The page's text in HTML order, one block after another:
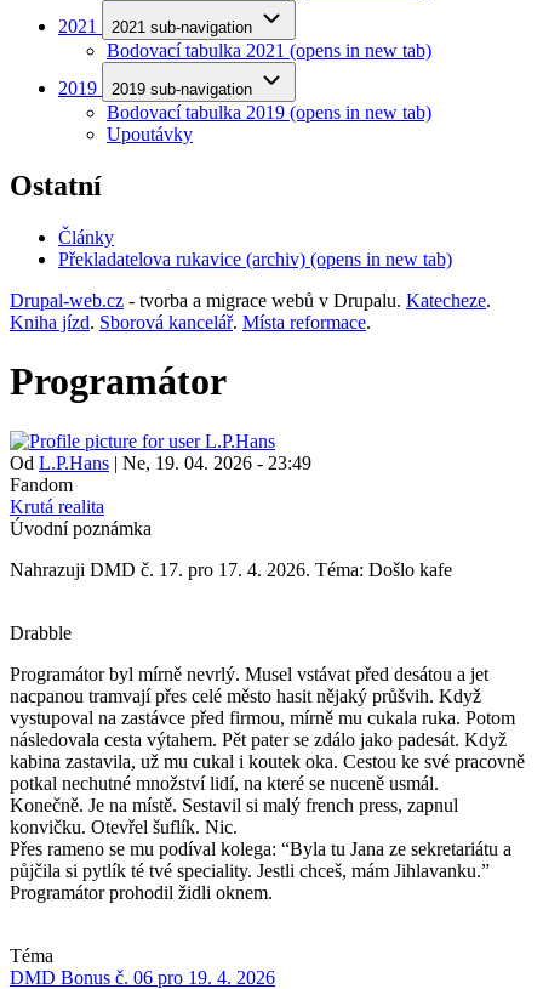
2021
2021 sub-navigation
Bodovací tabulka 2021 (opens in new tab)
2019
2019 sub-navigation
Bodovací tabulka 2019 (opens in new tab)
Upoutávky
Ostatní
Články
Překladatelova rukavice (archiv) (opens in new tab)
Drupal-web.cz - tvorba a migrace webů v Drupalu. Katecheze.
Kniha jízd. Sborová kancelář. Místa reformace.
Programátor
Od L.P.Hans | Ne, 19. 04. 2026 - 23:49
Fandom
Krutá realita
Úvodní poznámka
Nahrazuji DMD č. 17. pro 17. 4. 2026. Téma: Došlo kafe
Drabble
Programátor byl mírně nevrlý. Musel vstávat před desátou a jet
nacpanou tramvají přes celé město hasit nějaký průšvih. Když
vystupoval na zastávce před firmou, mírně mu cukala ruka. Potom
následovala cesta výtahem. Pět pater se zdálo jako padesát. Když
kabina zastavila, už mu cukal i koutek oka. Cestou ke své pracovně
potkal nechutné množství lidí, na které se nuceně usmál.
Konečně. Je na místě. Sestavil si malý french press, zapnul
konvičku. Otevřel šuflík. Nic.
Přes rameno se mu podíval kolega: “Byla tu Jana ze sekretariátu a
půjčila si pytlík té tvé speciality. Jestli chceš, mám Jihlavanku.”
Programátor prohodil židli oknem.
Téma
DMD Bonus č. 06 pro 19. 4. 2026